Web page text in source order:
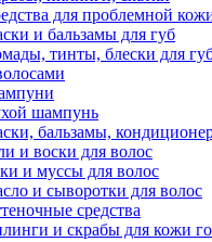
для проблемной
и бальзамы для губ
тинты, блески для
шампунь
бальзамы,
и воски для волос
и муссы для волос
и сыворотки для волос
средства
и скрабы для кожи